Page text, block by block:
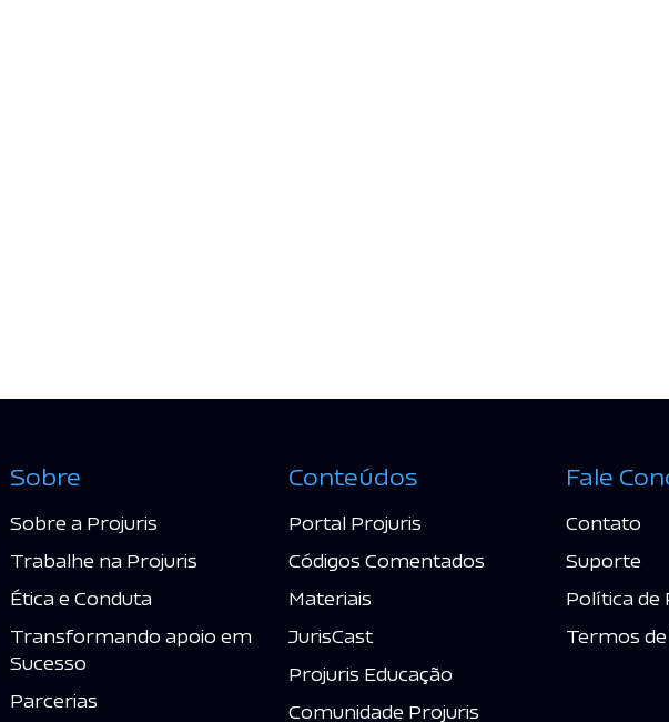
Sobre
Sobre a Projuris
Trabalhe na Projuris
Ética e Conduta
Transformando apoio em
Sucesso
Parcerias
Conteúdos
Portal Projuris
Códigos Comentados
Materiais
JurisCast
Projuris Educação
Comunidade Projuris
Fale
Contato
Suporte
Política de
Termos de